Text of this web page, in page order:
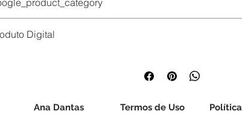
Digital
a descrição antes da compra e tire suas dúvidas
trocas ou devoluções após o acesso ao arquivo,
Ana Dantas Termos de Uso